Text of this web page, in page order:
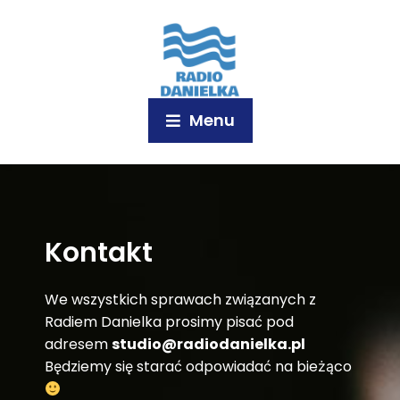
Menu
Kontakt
We wszystkich sprawach związanych z
Radiem Danielka prosimy pisać pod
adresemstudio@radiodanielka.pl
Będziemy się starać odpowiadać na bieżąco